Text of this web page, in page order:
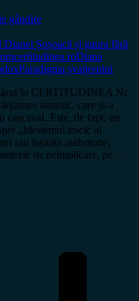
gândire
Șoșoacă și gaura fără
certitudinea.roDiana
Paradigma șvaițerului
în CERTITUDINEA Nr.
statistic, care și-a
cașcaval. Este, de fapt, un
„blestemul tracic al
sau lașității authotone,
de neimplicare, pe…